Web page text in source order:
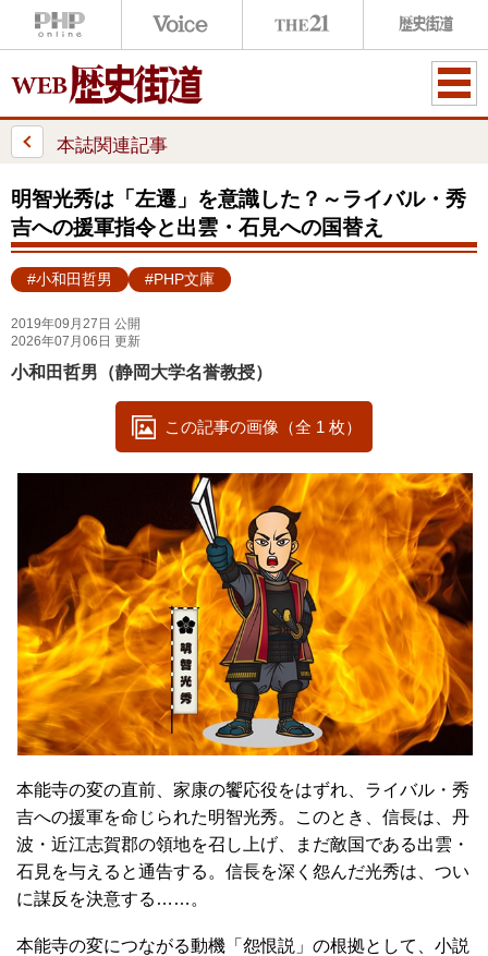
ME
本誌関連記事
明智光秀は「左遷」を意識した？～ライバル・秀
吉への援軍指令と出雲・石見への国替え
#小和田哲男 #PHP文庫
2019年09月27日 公開
2026年07月06日 更新
小和田哲男（静岡大学名誉教授）
この記事の画像（全 1 枚）
本能寺の変の直前、家康の饗応役をはずれ、ライバル・秀
吉への援軍を命じられた明智光秀。このとき、信長は、丹
波・近江志賀郡の領地を召し上げ、まだ敵国である出雲・
石見を与えると通告する。信長を深く怨んだ光秀は、つい
に謀反を決意する……。
本能寺の変につながる動機「怨恨説」の根拠として、小説